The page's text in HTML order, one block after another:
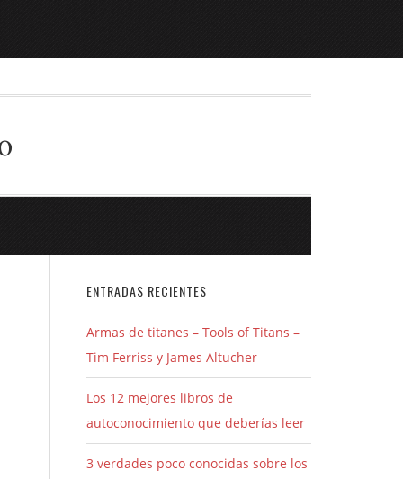
ENTRADAS RECIENTES
Armas de titanes – Tools of Titans –
Tim Ferriss y James Altucher
Los 12 mejores libros de
autoconocimiento que deberías leer
3 verdades poco conocidas sobre los